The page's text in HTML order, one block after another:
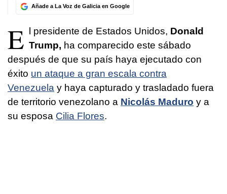
Añade a La Voz de Galicia en Google
E l presidente de Estados Unidos, Donald
Trump, ha comparecido este sábado
después de que su país haya ejecutado con
éxito un ataque a gran escala contra
Venezuela y haya capturado y trasladado fuera
de territorio venezolano a Nicolás Maduro y a
su esposa Cilia Flores.